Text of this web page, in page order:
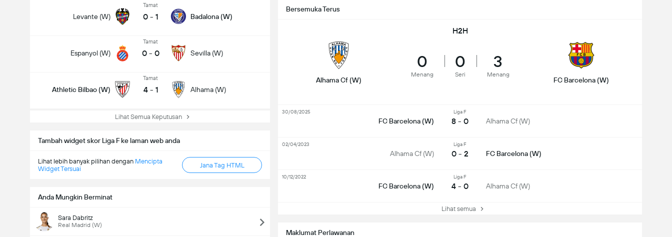
Levante (W)
Tamat
0 - 1 Badalona (W)
Espanyol (W)
Tamat
0 - 0 Sevilla (W)
Athletic Bilbao (W)
Tamat
4 - 1 Alhama (W)
Lihat Semua Keputusan
Tambah widget skor Liga F ke laman web anda
Lihat lebih banyak pilihan dengan Mencipta
Widget Tersuai
Jana Tag HTML
Anda Mungkin Berminat
Sara Dabritz
Real Madrid (W)
Maklumat Perlawanan
Bersemuka Terus
H2H
Alhama Cf (W)
0
Menang
0
Seri
3
Menang
FC Barcelona (W)
FC Barcelona (W)
Liga F
8 - 0 Alhama Cf (W)
30/08/2025
Alhama Cf (W)
Liga F
0 - 2 FC Barcelona (W)
02/04/2023
FC Barcelona (W)
Liga F
4 - 0 Alhama Cf (W)
10/12/2022
Lihat semua